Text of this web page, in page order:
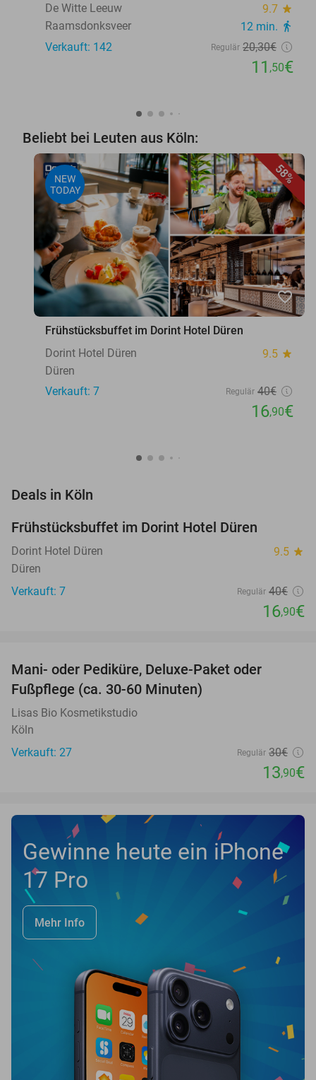
De Witte Leeuw 9.7 star
Raamsdonksveer 12 min. directions_walk
Verkauft: 142 Regulär 20,30€
11 ,50€
Beliebt bei Leuten aus Köln:
58%
NEW
TODAY
favorite_border
Frühstücksbuffet im Dorint Hotel Düren
Dorint Hotel Düren
9.5 star
Düren
Verkauft: 7
Regulär 40€
16,90€
Deals in Köln
TODAY
Frühstücksbuffet im Dorint Hotel Düren
Dorint Hotel Düren 9.5 star
Düren
Verkauft: 7
Regulär 40€
16,90€
Mani- oder Pediküre, Deluxe-Paket oder
Fußpflege (ca. 30-60 Minuten)
Lisas Bio Kosmetikstudio
Köln
Verkauft: 27
Regulär 30€
13,90€
Gewinne heute ein iPhone
17 Pro
Mehr Info